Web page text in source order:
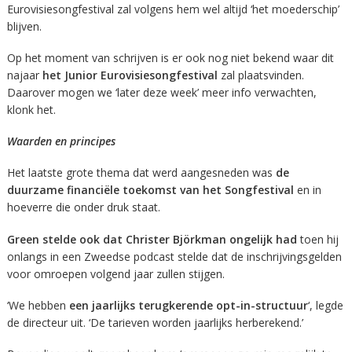
Eurovisiesongfestival zal volgens hem wel altijd ‘het moederschip’
blijven.
Op het moment van schrijven is er ook nog niet bekend waar dit
najaar het Junior Eurovisiesongfestival zal plaatsvinden.
Daarover mogen we ‘later deze week’ meer info verwachten,
klonk het.
Waarden en principes
Het laatste grote thema dat werd aangesneden was de
duurzame financiële toekomst van het Songfestival en in
hoeverre die onder druk staat.
Green stelde ook dat Christer Björkman ongelijk had toen hij
onlangs in een Zweedse podcast stelde dat de inschrijvingsgelden
voor omroepen volgend jaar zullen stijgen.
‘We hebben een jaarlijks terugkerende opt-in-structuur‘, legde
de directeur uit. ‘De tarieven worden jaarlijks herberekend.’